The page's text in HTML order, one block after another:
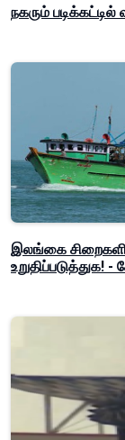
நகரும்
இலங்கை
உறுதிப்படுத்துக!